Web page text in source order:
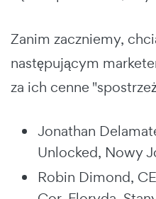
Zanim zaczniemy,
następującym
za ich cenne
Jonathan
Unlocked, Nowy
Robin Dimond,